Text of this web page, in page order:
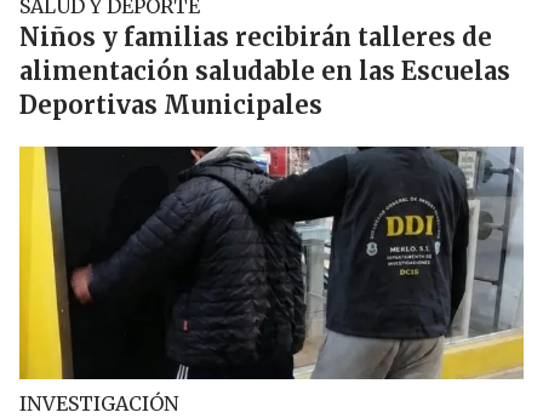
SALUD Y DEPORTE
Niños y familias recibirán talleres de
alimentación saludable en las Escuelas
Deportivas Municipales
INVESTIGACIÓN